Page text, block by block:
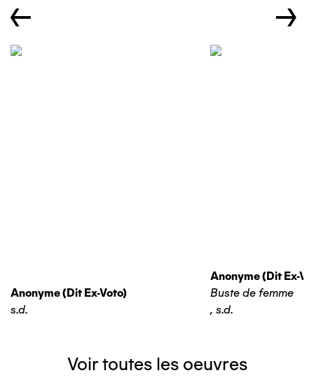
← →
Anonyme (dit Ex-Voto)
s.d.
Anonyme (dit Ex-
Buste de femme
, s.d.
Voir toutes les oeuvres